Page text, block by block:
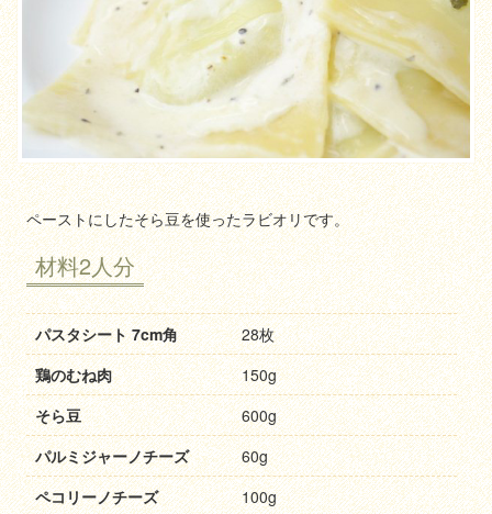
ペーストにしたそら豆を使ったラビオリです。
材料2人分
パスタシート 7cm角
28枚
鶏のむね肉
150g
そら豆
600g
パルミジャーノチーズ
60g
ペコリーノチーズ
100g